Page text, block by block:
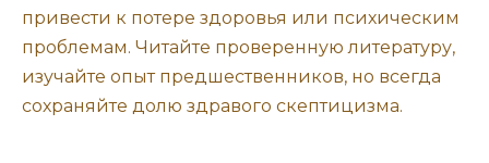
привести к потере здоровья или психическим
проблемам. Читайте проверенную литературу,
изучайте опыт предшественников, но всегда
сохраняйте долю здравого скептицизма.